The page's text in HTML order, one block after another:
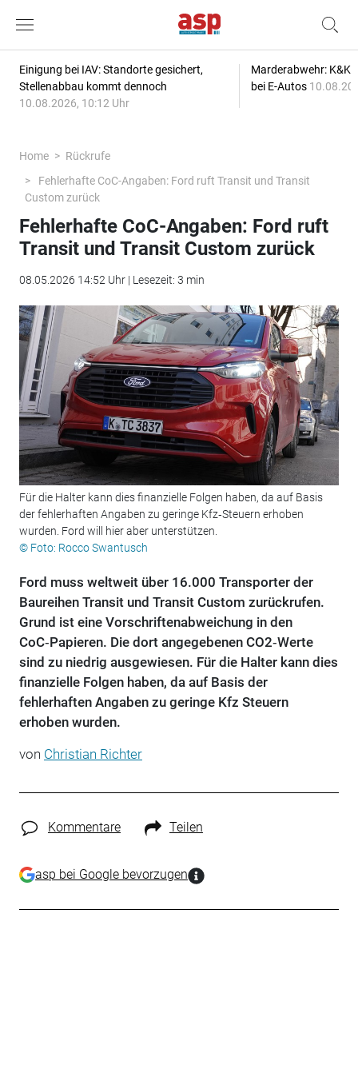
Einigung bei IAV: Standorte gesichert,
Stellenabbau kommt dennoch
10.08.2026, 10:12 Uhr
Marderabwehr: K&K
bei E-Autos
Home
Rückrufe
Fehlerhafte CoC-Angaben: Ford ruft Transit und Transit
Custom zurück
Fehlerhafte CoC-Angaben: Ford ruft
Transit und Transit Custom zurück
08.05.2026 14:52 Uhr | Lesezeit: 3 min
Für die Halter kann dies finanzielle Folgen haben, da auf Basis
der fehlerhaften Angaben zu geringe Kfz‑Steuern erhoben
wurden. Ford will hier aber unterstützen.
© Foto: Rocco Swantusch
Ford muss weltweit über 16.000 Transporter der
Baureihen Transit und Transit Custom zurückrufen.
Grund ist eine Vorschriftenabweichung in den
CoC‑Papieren. Die dort angegebenen CO2‑Werte
sind zu niedrig ausgewiesen. Für die Halter kann dies
finanzielle Folgen haben, da auf Basis der
fehlerhaften Angaben zu geringe Kfz Steuern
erhoben wurden.
von Christian Richter
Kommentare Teilen
asp bei Google bevorzugen